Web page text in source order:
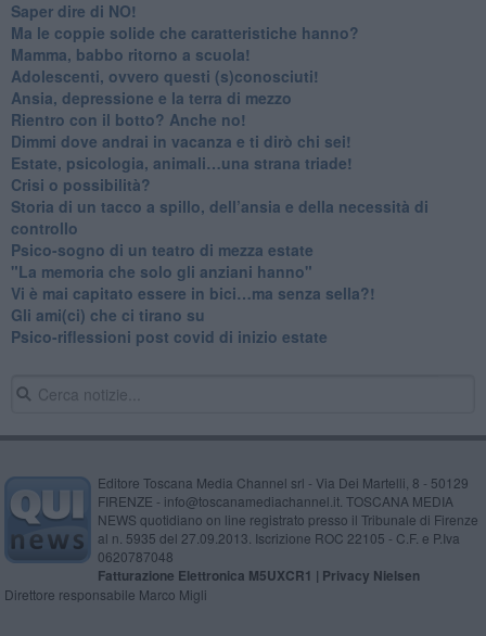
​Saper dire di NO!
​Ma le coppie solide che caratteristiche hanno?
​Mamma, babbo ritorno a scuola!
Adolescenti, ovvero questi (s)conosciuti!
Ansia, depressione e la terra di mezzo
​Rientro con il botto? Anche no!
Dimmi dove andrai in vacanza e ti dirò chi sei!
​Estate, psicologia, animali…una strana triade!
​Crisi o possibilità?
​Storia di un tacco a spillo, dell’ansia e della necessità di
controllo
​Psico-sogno di un teatro di mezza estate
"La memoria che solo gli anziani hanno"
​Vi è mai capitato essere in bici…ma senza sella?!
​Gli ami(ci) che ci tirano su
Psico-riflessioni post covid di inizio estate
Editore Toscana Media Channel srl - Via Dei Martelli, 8 - 50129
FIRENZE - info@toscanamediachannel.it. TOSCANA MEDIA
NEWS quotidiano on line registrato presso il Tribunale di Firenze
al n. 5935 del 27.09.2013. Iscrizione ROC 22105 - C.F. e P.Iva
0620787048
Fatturazione Elettronica M5UXCR1 | Privacy Nielsen
Direttore responsabile Marco Migli